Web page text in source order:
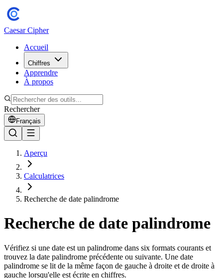
Caesar Cipher
Accueil
Chiffres
Apprendre
À propos
Rechercher
Français
Aperçu
Calculatrices
Recherche de date palindrome
Recherche de date palindrome
Vérifiez si une date est un palindrome dans six formats courants et
trouvez la date palindrome précédente ou suivante. Une date
palindrome se lit de la même façon de gauche à droite et de droite à
gauche lorsqu'elle est écrite en chiffres.